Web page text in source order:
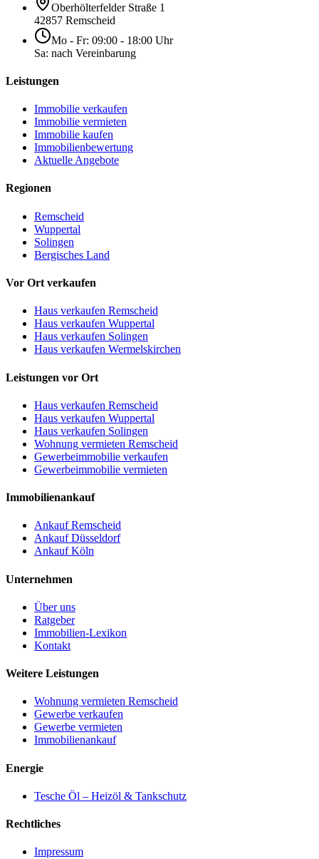
Oberhölterfelder Straße 1
42857 Remscheid
Mo - Fr: 09:00 - 18:00 Uhr
Sa: nach Vereinbarung
Leistungen
Immobilie verkaufen
Immobilie vermieten
Immobilie kaufen
Immobilienbewertung
Aktuelle Angebote
Regionen
Remscheid
Wuppertal
Solingen
Bergisches Land
Vor Ort verkaufen
Haus verkaufen Remscheid
Haus verkaufen Wuppertal
Haus verkaufen Solingen
Haus verkaufen Wermelskirchen
Leistungen vor Ort
Haus verkaufen Remscheid
Haus verkaufen Wuppertal
Haus verkaufen Solingen
Wohnung vermieten Remscheid
Gewerbeimmobilie verkaufen
Gewerbeimmobilie vermieten
Immobilienankauf
Ankauf Remscheid
Ankauf Düsseldorf
Ankauf Köln
Unternehmen
Über uns
Ratgeber
Immobilien-Lexikon
Kontakt
Weitere Leistungen
Wohnung vermieten Remscheid
Gewerbe verkaufen
Gewerbe vermieten
Immobilienankauf
Energie
Tesche Öl – Heizöl & Tankschutz
Rechtliches
Impressum